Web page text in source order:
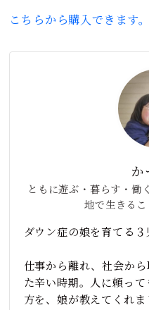
こちらから購入できます。
か
ともに遊ぶ・暮らす・働
地で生きるこ
ダウン症の娘を育てる３
仕事から離れ、社会か
た辛い時期。人に頼っ
方を、娘が教えてくれま